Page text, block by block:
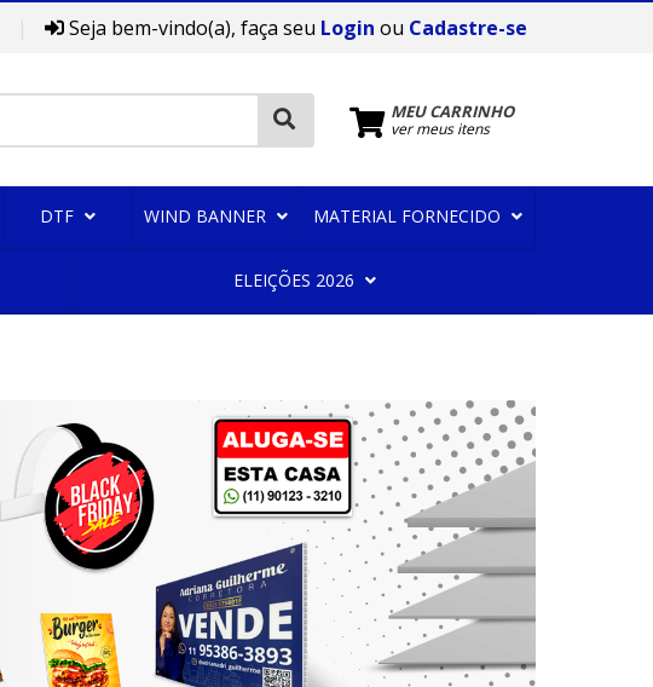
Seja bem-vindo(a), faça seu Login ou Cadastre-se
MEU CARRINHO
ver meus itens
DTF WIND BANNER MATERIAL FORNECIDO
ELEIÇÕES 2026